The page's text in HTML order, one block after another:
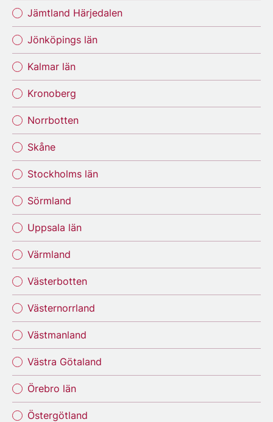
Jämtland Härjedalen
Jönköpings län
Kalmar län
Kronoberg
Norrbotten
Skåne
Stockholms län
Sörmland
Uppsala län
Värmland
Västerbotten
Västernorrland
Västmanland
Västra Götaland
Örebro län
Östergötland